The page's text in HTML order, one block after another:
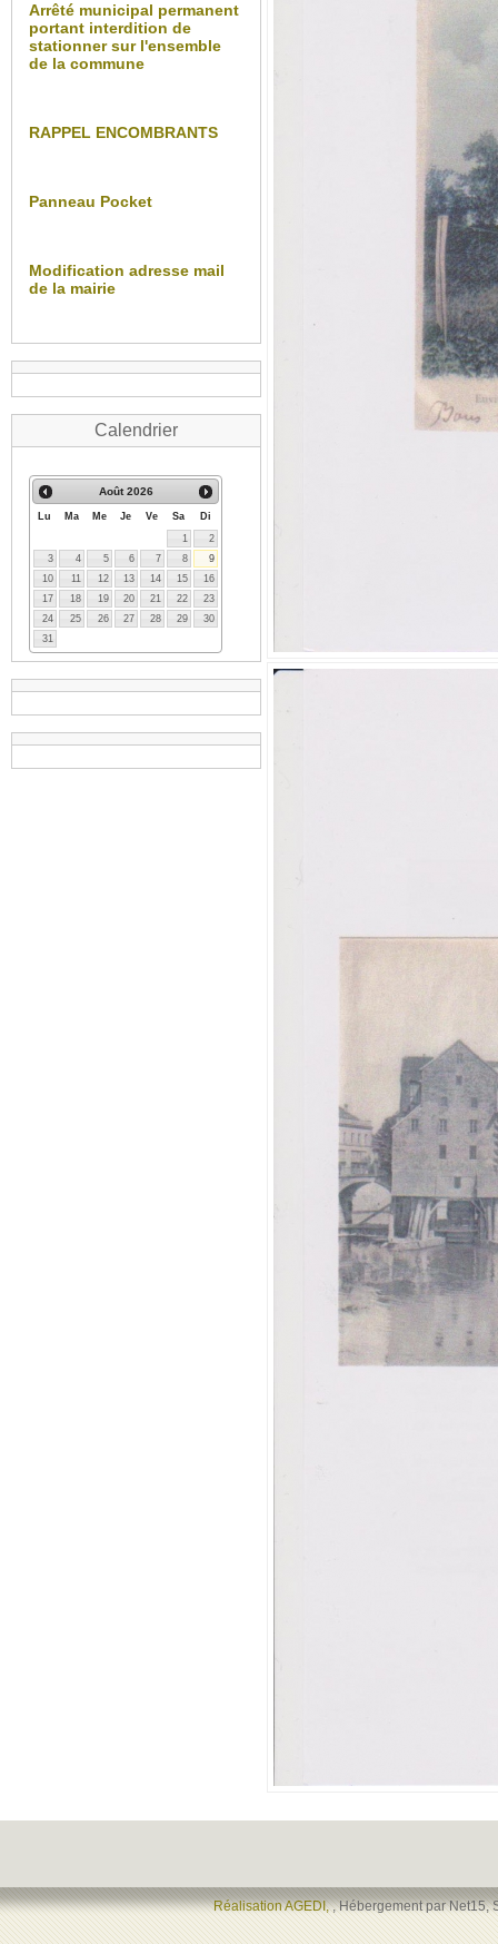
Arrêté municipal permanent
portant interdition de
stationner sur l'ensemble
de la commune
RAPPEL ENCOMBRANTS
Panneau Pocket
Modification adresse mail
de la mairie
Calendrier
Août 2026
Lu Ma Me Je Ve Sa
Di
1
2
3
4 5 6 7 8
9
10
11 12 13 14 15
16
17
18 19 20 21 22
23
24
25 26 27 28 29
30
31
Réalisation AGEDI,, Hébergement par Net15,